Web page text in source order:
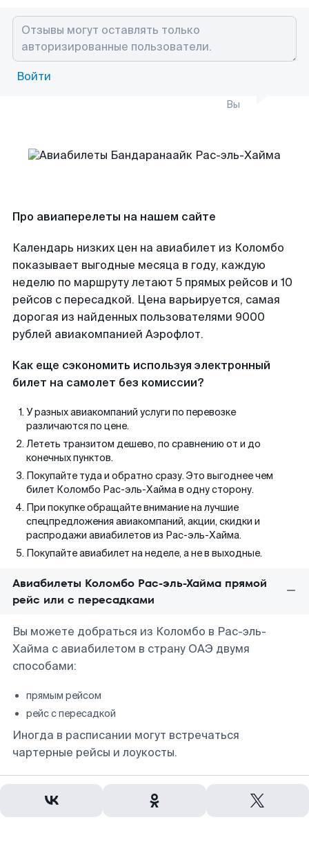
Войти
Вы
Про авиаперелеты на нашем сайте
Календарь низких цен на авиабилет из Коломбо
показывает выгодные месяца в году, каждую
неделю по маршруту летают 5 прямых рейсов и 10
рейсов с пересадкой. Цена варьируется, самая
дорогая из найденных пользователями 9000
рублей авиакомпанией Аэрофлот.
Как еще сэкономить используя электронный
билет на самолет без комиссии?
У разных авиакомпаний услуги по перевозке
различаются по цене.
Лететь транзитом дешево, по сравнению от и до
конечных пунктов.
Покупайте туда и обратно сразу. Это выгоднее чем
билет Коломбо Рас-эль-Хайма в одну сторону.
При покупке обращайте внимание на лучшие
спецпредложения авиакомпаний, акции, скидки и
распродажи авиабилетов из Рас-эль-Хайма.
Покупайте авиабилет на неделе, а не в выходные.
Авиабилеты Коломбо Рас-эль-Хайма прямой
рейс или с пересадками
Вы можете добраться из Коломбо в Рас-эль-
Хайма с авиабилетом в страну ОАЭ двумя
способами:
прямым рейсом
рейс с пересадкой
Иногда в расписании могут встречаться
чартерные рейсы и лоукосты.